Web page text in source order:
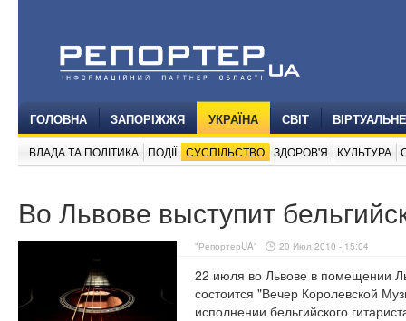
ГОЛОВНА ЗАПОРІЖЖЯ УКРАЇНА СВІТ
ВЛАДА ТА ПОЛІТИКА ПОДІЇ СУСПІЛЬСТВО ЗДОРОВ'Я КУЛЬТУРА
Во Львове выступит
"РепортерUA" 20 Июл 2010 - 15:04
22 июля во Львове в помещении
состоится "Вечер Королевской
исполнении бельгийского